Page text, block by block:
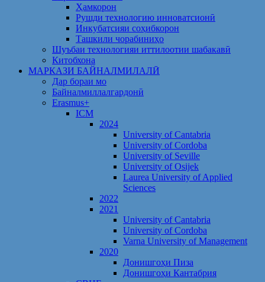
Ҳамкорон
Рушди технологию инноватсионӣ
Инкубатсияи соҳибкорон
Ташкили чорабиниҳо
Шуъбаи технологияи иттилоотии шабакавӣ
Китобхона
МАРКАЗИ БАЙНАЛМИЛАЛӢ
Дар бораи мо
Байналмиллалгардонӣ
Erasmus+
ICM
2024
University of Cantabria
University of Cordoba
University of Seville
University of Osijek
Laurea University of Applied
Sciences
2022
2021
University of Cantabria
University of Cordoba
Varna University of Management
2020
Донишгоҳи Пиза
Донишгоҳи Кантабрия